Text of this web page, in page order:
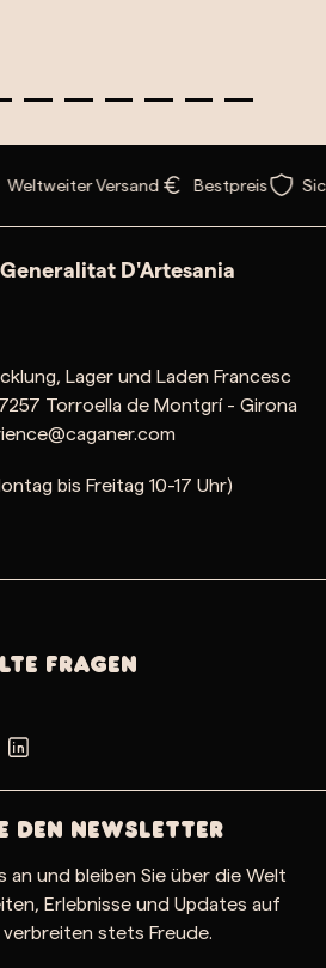
Weltweiter Versand Bestpreis
D'Artesania
Lager und Laden Francesc
Torroella de Montgrí - Girona
bis Freitag 10-17 Uhr)
Fragen
den Newsletter
an und bleiben Sie über die Welt
Erlebnisse und Updates auf
stets Freude.